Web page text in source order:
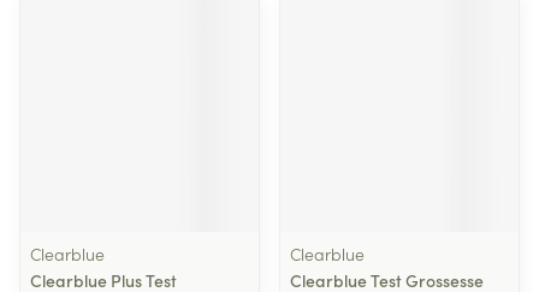
Clearblue
Clearblue Plus Test
Clearblue
Clearblue Test Grossesse